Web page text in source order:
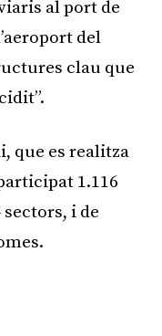
al port de
del
clau que
que es realitza
1.116
i de